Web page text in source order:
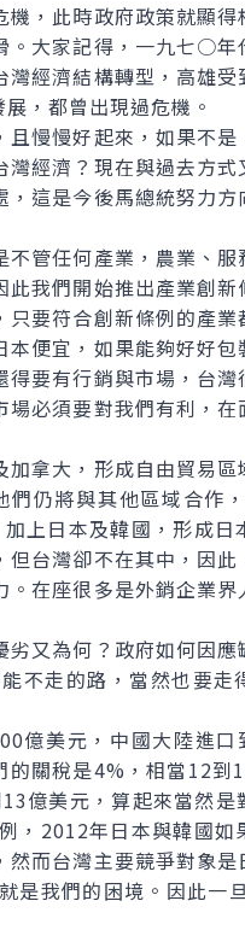
，此時政府政策就顯得
。大家記得，一九七○年
經濟結構轉型，高雄受
，都曾出現過危機。
慢慢好起來，如果不是
經濟？現在與過去方
這是今後馬總統努力
管任何產業，農業、服
我們開始推出產業創
要符合創新條例的產業
便宜，如果能夠好好
要有行銷與市場，台灣
必須要對我們有利，
拿大，形成自由貿易區
仍將與其他區域合作
上日本及韓國，形成日
台灣卻不在其中，因
在座很多是外銷企業
又為何？政府如何因應
不走的路，當然也要走
美元，中國大陸進口
關稅是4%，相當12到
億美元，算起來當然是
，2012年日本與韓國如
而台灣主要競爭對象
是我們的困境。因此一